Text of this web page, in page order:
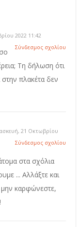
2022 11:42
Σύνδεσμος σχολίου
Τη δήλωση ότι
πλακέτα δεν
21 Οκτωβρίου
Σύνδεσμος σχολίου
στα σχόλια
... Αλλάξτε και
μην καρφώνεστε,